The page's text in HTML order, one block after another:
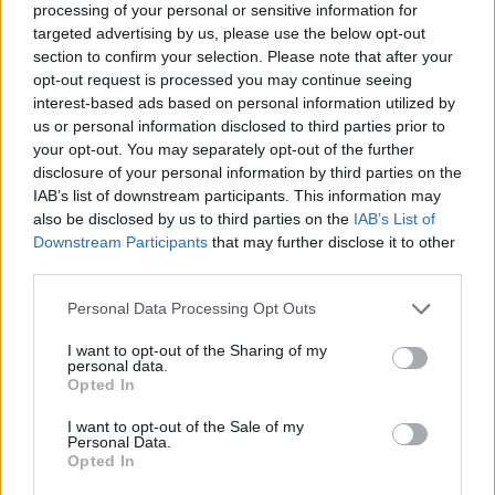
processing of your personal or sensitive information for
targeted advertising by us, please use the below opt-out
section to confirm your selection. Please note that after your
opt-out request is processed you may continue seeing
interest-based ads based on personal information utilized by
us or personal information disclosed to third parties prior to
your opt-out. You may separately opt-out of the further
disclosure of your personal information by third parties on the
IAB’s list of downstream participants. This information may
also be disclosed by us to third parties on the IAB’s List of
Downstream Participants that may further disclose it to other
Please note that this website/app uses one or more Google
not limited to your visit or usage behaviour. You may click to
grant or deny consent to Google and its third-party tags to
use your data for below specified purposes in below Google
consent section.
Personal Data Processing Opt Outs
I want to opt-out of the Sharing of my
personal data.
Opted In
I want to opt-out of the Sale of my
Personal Data.
Opted In
mérlegelünk, hogy érdemes-e foglalkozni vele” – emeli ki
Poós Tamás, hozzátéve: „A műszaki és az esztétikai állapottól
függ, hogy beveszünk-e egy autót vagy sem. Most is van ilyen
az udvaron. Valaki szeretne beszámíttatni az új autójába egy
Mercedes, ami csörög, zörög, a teteje szigetelőszalaggal van
körberagasztva. Ez azonban arra alkalmatlan, hogy
szavatossággal továbbértékesítsük.”
A Duna Auto Das WeltAuto használt autós kínálatát
IDE kattintva érheti el.
Aktuális kínálatunk, kategóriák
szerint